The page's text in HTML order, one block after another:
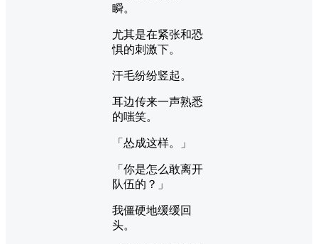
瞬。
尤其是在紧张和恐
惧的刺激下。
汗毛纷纷竖起。
耳边传来一声熟悉
的嗤笑。
「怂成这样。」
「你是怎么敢离开
队伍的？」
我僵硬地缓缓回
头。